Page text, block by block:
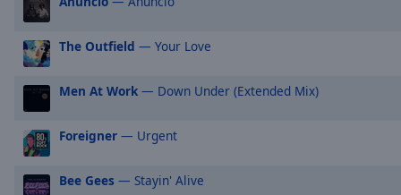
Picture-
Picture
Fullscreen
This
modal
The Outfield — Your Love
Men At Work — Down Under (Extended Mix)
Foreigner — Urgent
Bee Gees — Stayin' Alive